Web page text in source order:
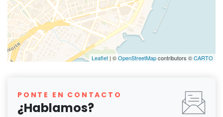
Leaflet | ©OpenStreetMapcontributors ©CARTO
PONTE EN CONTACTO
¿Hablamos?